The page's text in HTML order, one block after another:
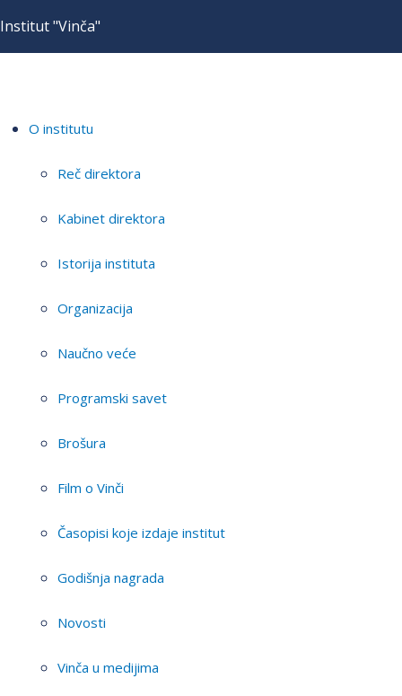
Institut "Vinča"
O institutu
Reč direktora
Kabinet direktora
Istorija instituta
Organizacija
Naučno veće
Programski savet
Brošura
Film o Vinči
Časopisi koje izdaje institut
Godišnja nagrada
Novosti
Vinča u medijima